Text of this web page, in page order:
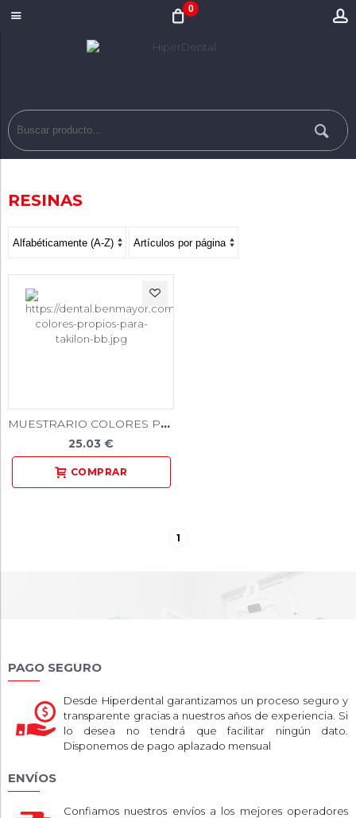
0
RESINAS
MUESTRARIO COLORES PROPIOS PARA TAKILON BB
25.03 €
1
PAGO SEGURO
Desde Hiperdental garantizamos un proceso seguro y
transparente gracias a nuestros años de experiencia. Si
lo desea no tendrá que facilitar ningún dato.
Disponemos de pago aplazado mensual
ENVÍOS
Confiamos nuestros envíos a los mejores operadores